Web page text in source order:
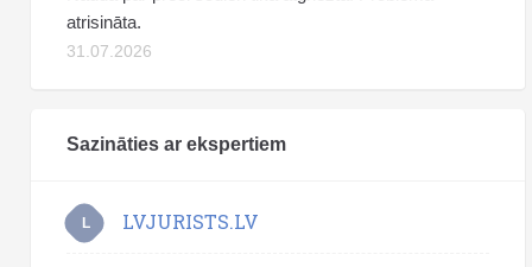
atrisināta.
31.07.2026
Sazināties ar ekspertiem
L LVJURISTS.LV